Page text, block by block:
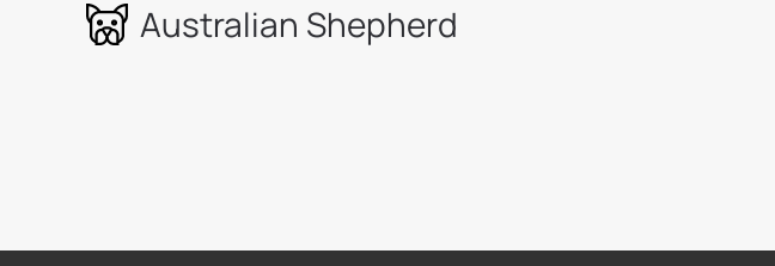
Australian Shepherd